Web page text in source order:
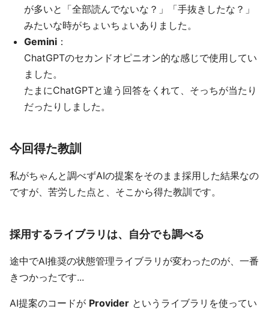
が多いと「全部読んでないな？」「手抜きしたな？」
みたいな時がちょいちょいありました。
Gemini ：
ChatGPTのセカンドオピニオン的な感じで使用してい
ました。
たまにChatGPTと違う回答をくれて、そっちが当たり
だったりしました。
今回得た教訓
私がちゃんと調べずAIの提案をそのまま採用した結果なの
ですが、苦労した点と、そこから得た教訓です。
採用するライブラリは、自分でも調べる
途中でAI推奨の状態管理ライブラリが変わったのが、一番
きつかったです...
AI提案のコードが Provider というライブラリを使ってい